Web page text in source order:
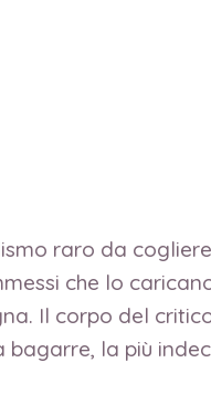
raro da
che lo
Il corpo del
la più